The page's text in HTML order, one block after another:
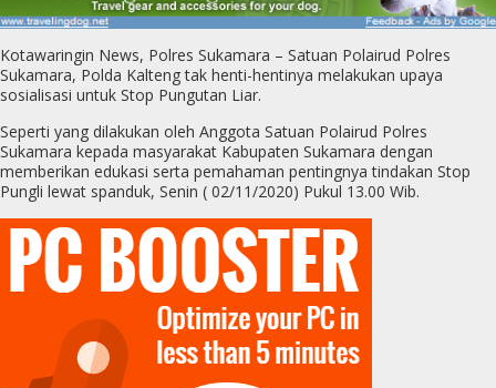
Kotawaringin News, Polres Sukamara – Satuan Polairud Polres
Sukamara, Polda Kalteng tak henti-hentinya melakukan upaya
sosialisasi untuk Stop Pungutan Liar.
Seperti yang dilakukan oleh Anggota Satuan Polairud Polres
Sukamara kepada masyarakat Kabupaten Sukamara dengan
memberikan edukasi serta pemahaman pentingnya tindakan Stop
Pungli lewat spanduk, Senin ( 02/11/2020) Pukul 13.00 Wib.